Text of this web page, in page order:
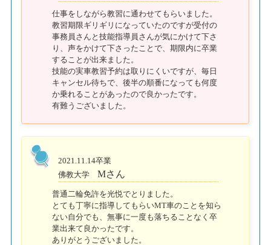
仕事をしながら教習に通わせてもらいました。
教習期限ギリギリになっていたのですが受付の
事務員さんと技能指導員さんが気にかけて下さ
り、声をかけて下さったことで、期限内に卒業
することが出来ました。
技能の実車教習予約は取りにくいですが、毎日
キャンセル待ちで、後半の順番になっても何度
か乗れることがあったので良かったです。
有難うございました。
2021.11.14卒業
佛教大学
Mさん
普通二輪免許を光悦でとりました。
とても丁寧に指導してもらいMT車のことを知ら
ない自分でも、無事に一度も落ちることなく卒
業出来て良かったです。
ありがとうございました。